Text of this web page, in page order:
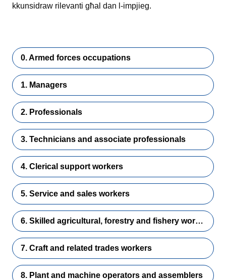
kkunsidraw rilevanti għal dan l-impjieg.
0. Armed forces occupations
1. Managers
2. Professionals
3. Technicians and associate professionals
4. Clerical support workers
5. Service and sales workers
6. Skilled agricultural, forestry and fishery workers
7. Craft and related trades workers
8. Plant and machine operators and assemblers